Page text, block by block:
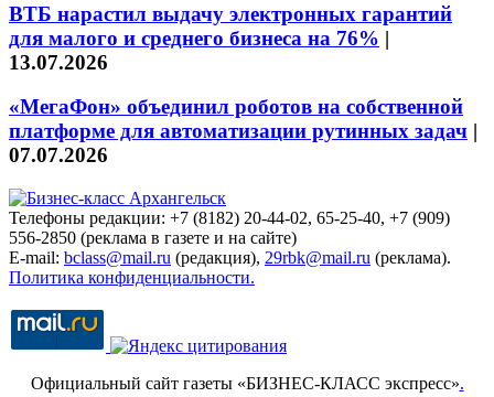
ВТБ нарастил выдачу электронных гарантий
для малого и среднего бизнеса на 76% |
13.07.2026
«МегаФон» объединил роботов на собственной
платформе для автоматизации рутинных задач |
07.07.2026
Телефоны редакции: +7 (8182) 20-44-02, 65-25-40, +7 (909)
556-2850 (реклама в газете и на сайте)
E-mail: bclass@mail.ru (редакция), 29rbk@mail.ru (реклама).
Политика конфиденциальности.
Официальный сайт газеты «БИЗНЕС-КЛАСС экспресс».